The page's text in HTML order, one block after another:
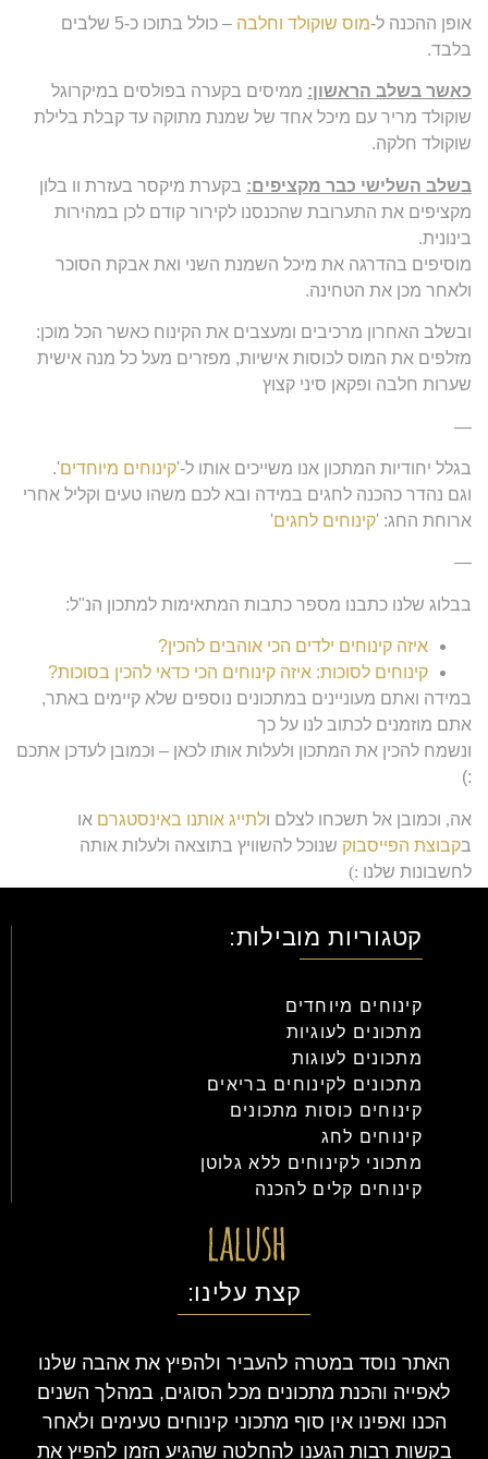
אופן ההכנה ל-מוס שוקולד וחלבה
– כולל בתוכו כ-5 שלבים
בלבד.
כאשר בשלב הראשון: ממיסים בקערה בפולסים במיקרוגל
שוקולד מריר עם מיכל אחד של שמנת מתוקה עד קבלת בלילת
שוקולד חלקה.
בשלב השלישי כבר מקציפים: בקערת מיקסר בעזרת וו בלון
מקציפים את התערובת שהכנסנו לקירור קודם לכן במהירות
בינונית.
מוסיפים בהדרגה את מיכל השמנת השני ואת אבקת הסוכר
ולאחר מכן את הטחינה.
ובשלב האחרון מרכיבים ומעצבים את הקינוח כאשר הכל מוכן:
מזלפים את המוס לכוסות אישיות, מפזרים מעל כל מנה אישית
שערות חלבה ופקאן סיני קצוץ
—
בגלל יחודיות המתכון אנו משייכים אותו ל-'קינוחים מיוחדים'.
וגם נהדר כהכנה לחגים במידה ובא לכם משהו טעים וקליל אחרי
ארוחת החג: 'קינוחים לחגים'
—
בבלוג שלנו כתבנו מספר כתבות המתאימות למתכון הנ"ל:
איזה קינוחים ילדים הכי אוהבים להכין?
קינוחים לסוכות: איזה קינוחים הכי כדאי להכין בסוכות?
במידה ואתם מעוניינים במתכונים נוספים שלא קיימים באתר,
אתם מוזמנים לכתוב לנו על כך
ונשמח להכין את המתכון ולעלות אותו לכאן – וכמובן לעדכן אתכם
:)
אה, וכמובן אל תשכחו לצלם ולתייג אותנו באינסטגרם או
בקבוצת הפייסבוק שנוכל להשוויץ בתוצאה ולעלות אותה
לחשבונות שלנו :)
קטגוריות מובילות:
קינוחים מיוחדים
מתכונים לעוגיות
מתכונים לעוגות
מתכונים לקינוחים בריאים
קינוחים כוסות מתכונים
קינוחים לחג
מתכוני לקינוחים ללא גלוטן
קינוחים קלים להכנה
קצת עלינו:
האתר נוסד במטרה להעביר ולהפיץ את אהבה שלנו
לאפייה והכנת מתכונים מכל הסוגים, במהלך השנים
הכנו ואפינו אין סוף מתכוני קינוחים טעימים ולאחר
בקשות רבות הגענו להחלטה שהגיע הזמן להפיץ את